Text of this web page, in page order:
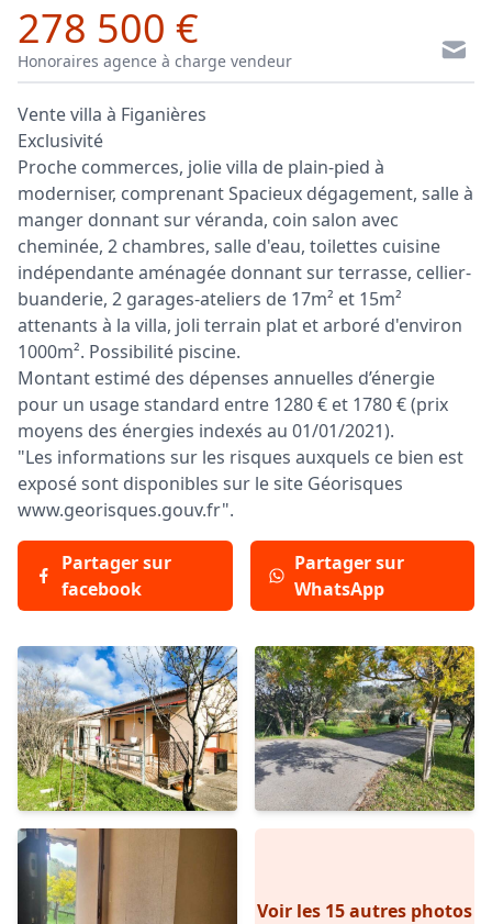
278 500 €
Honoraires agence à charge vendeur
Vente villa à Figanières
Exclusivité
Proche commerces, jolie villa de plain-pied à
moderniser, comprenant Spacieux dégagement, salle à
manger donnant sur véranda, coin salon avec
cheminée, 2 chambres, salle d'eau, toilettes cuisine
indépendante aménagée donnant sur terrasse, cellier-
buanderie, 2 garages-ateliers de 17m² et 15m²
attenants à la villa, joli terrain plat et arboré d'environ
1000m². Possibilité piscine.
Montant estimé des dépenses annuelles d’énergie
pour un usage standard entre 1280 € et 1780 € (prix
moyens des énergies indexés au 01/01/2021).
"Les informations sur les risques auxquels ce bien est
exposé sont disponibles sur le site Géorisques
www.georisques.gouv.fr".
Partager sur
facebook
Partager sur
WhatsApp
Voir les 15 autres photos